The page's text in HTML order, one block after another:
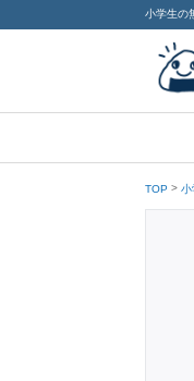
小学生の
TOP